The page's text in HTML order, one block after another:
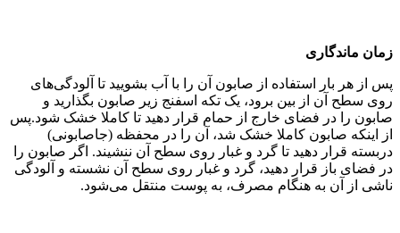
زمان ماندگاری
پس از هر بار استفاده از صابون آن را با آب بشویید تا آلودگی‌های
روی سطح آن از بین برود، یک تکه اسفنج زیر صابون بگذارید و
صابون را در فضای خارج از حمام قرار دهید تا کاملا خشک شود.پس
از اینکه صابون کاملا خشک شد، آن را در محفظه (جاصابونی)
دربسته قرار دهید تا گرد و غبار روی سطح آن ننشیند. اگر صابون را
در فضای باز قرار دهید، گرد و غبار روی سطح آن نشسته و آلودگی
ناشی از آن به هنگام مصرف، به پوست منتقل می‌شود.